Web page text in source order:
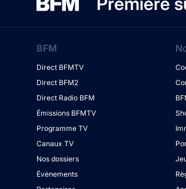
BFM
Direct BFMTV
Direct BFM2
Direct Radio BFM
Émissions BFMTV
Programme TV
Canaux TV
Nos dossiers
Évènements